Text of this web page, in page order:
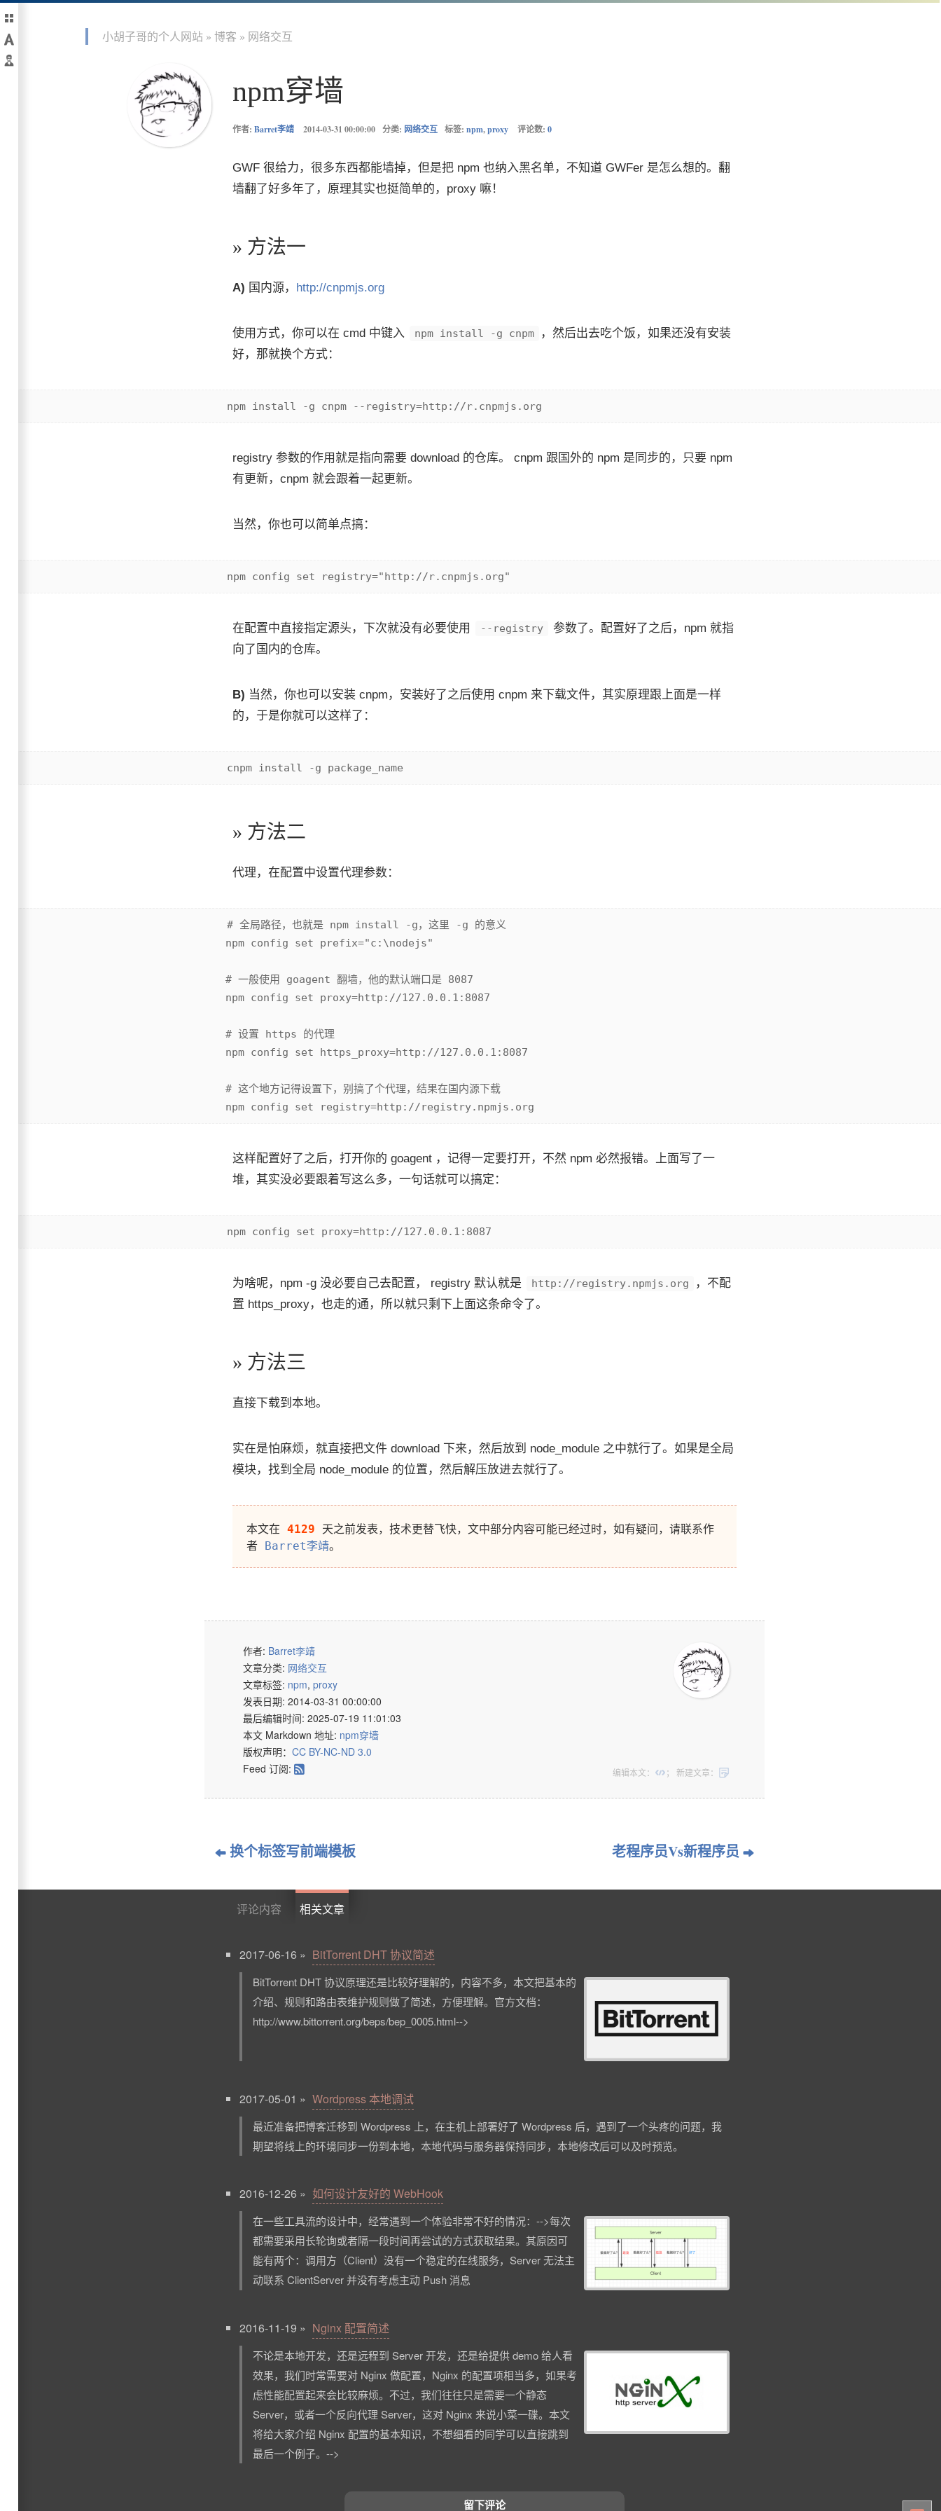
小胡子哥的个人网站 » 博客 » 网络交互
npm穿墙
作者: Barret李靖 2014-03-31 00:00:00 分类: 网络交互 标签: npm,proxy 评论数: 0
GWF 很给力，很多东西都能墙掉，但是把 npm 也纳入黑名单，不知道 GWFer 是怎么想的。翻
墙翻了好多年了，原理其实也挺简单的，proxy 嘛！
» 方法一
A) 国内源， http://cnpmjs.org
使用方式，你可以在 cmd 中键入 npm install -g cnpm
，然后出去吃个饭，如果还没有安装
好，那就换个方式：
registry 参数的作用就是指向需要 download 的仓库。 cnpm 跟国外的 npm 是同步的，只要 npm
有更新，cnpm 就会跟着一起更新。
当然，你也可以简单点搞：
在配置中直接指定源头，下次就没有必要使用 --registry
参数了。配置好了之后，npm 就指
向了国内的仓库。
B) 当然，你也可以安装 cnpm，安装好了之后使用 cnpm 来下载文件，其实原理跟上面是一样
的，于是你就可以这样了：
» 方法二
代理，在配置中设置代理参数：
# 全局路径，也就是 npm install -g，这里 -g 的意义
npm config set prefix="c:\nodejs"
# 一般使用 goagent 翻墙，他的默认端口是 8087
npm config set proxy=http://127.0.0.1:8087
# 设置 https 的代理
npm config set https_proxy=http://127.0.0.1:8087
# 这个地方记得设置下，别搞了个代理，结果在国内源下载
这样配置好了之后，打开你的 goagent ，记得一定要打开，不然 npm 必然报错。上面写了一
堆，其实没必要跟着写这么多，一句话就可以搞定：
为啥呢，npm -g 没必要自己去配置， registry 默认就是 http://registry.npmjs.org
，不配
置 https_proxy，也走的通，所以就只剩下上面这条命令了。
» 方法三
直接下载到本地。
实在是怕麻烦，就直接把文件 download 下来，然后放到 node_module 之中就行了。如果是全局
模块，找到全局 node_module 的位置，然后解压放进去就行了。
本文在 4129 天之前发表，技术更替飞快，文中部分内容可能已经过时，如有疑问，请联系作
者 Barret李靖。
作者: Barret李靖
文章分类: 网络交互
文章标签: npm, proxy
发表日期: 2014-03-31 00:00:00
最后编辑时间: 2025-07-19 11:01:03
本文 Markdown 地址: npm穿墙
版权声明： CC BY-NC-ND 3.0
Feed 订阅: ◈ 编辑本文： ； 新建文章： 
☜ 换个标签写前端模板 老程序员Vs新程序员 


☻
评论内容 相关文章
2017-06-16 » BitTorrent DHT 协议简述
BitTorrent DHT 协议原理还是比较好理解的，内容不多，本文把基本的
介绍、规则和路由表维护规则做了简述，方便理解。官方文档：
http://www.bittorrent.org/beps/bep_0005.html-->
2017-05-01 » Wordpress 本地调试
最近准备把博客迁移到 Wordpress 上，在主机上部署好了 Wordpress 后，遇到了一个头疼的问题，我
期望将线上的环境同步一份到本地，本地代码与服务器保持同步，本地修改后可以及时预览。
2016-12-26 » 如何设计友好的 WebHook
在一些工具流的设计中，经常遇到一个体验非常不好的情况：-->每次
都需要采用长轮询或者隔一段时间再尝试的方式获取结果。其原因可
能有两个：调用方（Client）没有一个稳定的在线服务，Server 无法主
动联系 ClientServer 并没有考虑主动 Push 消息
2016-11-19 » Nginx 配置简述
不论是本地开发，还是远程到 Server 开发，还是给提供 demo 给人看
效果，我们时常需要对 Nginx 做配置，Nginx 的配置项相当多，如果考
虑性能配置起来会比较麻烦。不过，我们往往只是需要一个静态
Server，或者一个反向代理 Server，这对 Nginx 来说小菜一碟。本文
将给大家介绍 Nginx 配置的基本知识，不想细看的同学可以直接跳到
最后一个例子。-->
留下评论